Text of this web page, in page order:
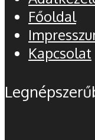
Főoldal
Kapcsolat